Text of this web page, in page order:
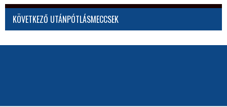
KÖVETKEZŐ UTÁNPÓTLÁSMECCSEK